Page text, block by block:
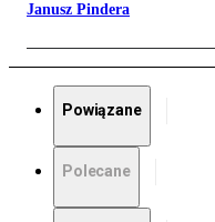
Janusz Pindera
Powiązane
Polecane